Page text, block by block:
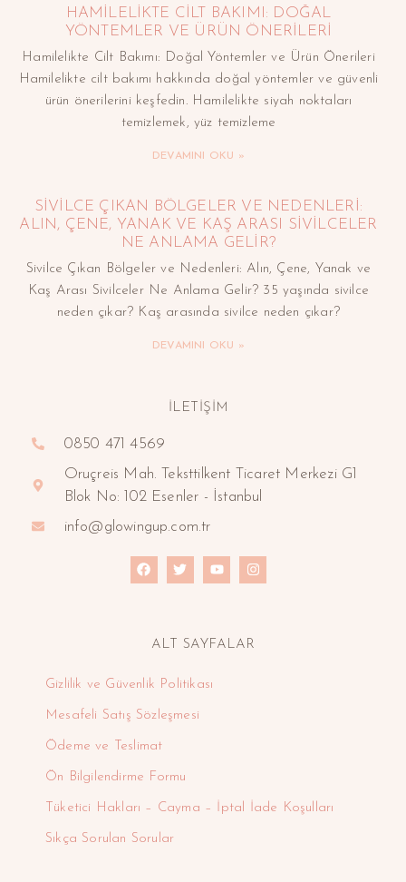
HAMILELIKTE CILT BAKIMI: DOĞAL
YÖNTEMLER VE ÜRÜN ÖNERILERI
Hamilelikte Cilt Bakımı: Doğal Yöntemler ve Ürün Önerileri
Hamilelikte cilt bakımı hakkında doğal yöntemler ve güvenli
ürün önerilerini keşfedin. Hamilelikte siyah noktaları
temizlemek, yüz temizleme
DEVAMINI OKU »
SIVILCE ÇIKAN BÖLGELER VE NEDENLERI:
ALIN, ÇENE, YANAK VE KAŞ ARASI SIVILCELER
NE ANLAMA GELIR?
Sivilce Çıkan Bölgeler ve Nedenleri: Alın, Çene, Yanak ve
Kaş Arası Sivilceler Ne Anlama Gelir? 35 yaşında sivilce
neden çıkar? Kaş arasında sivilce neden çıkar?
DEVAMINI OKU »
İLETİŞİM
0850 471 4569
Oruçreis Mah. Teksttilkent Ticaret Merkezi G1
Blok No: 102 Esenler - İstanbul
info@glowingup.com.tr
ALT SAYFALAR
Gizlilik ve Güvenlik Politikası
Mesafeli Satış Sözleşmesi
Ödeme ve Teslimat
Ön Bilgilendirme Formu
Tüketici Hakları – Cayma – İptal İade Koşulları
Sıkça Sorulan Sorular